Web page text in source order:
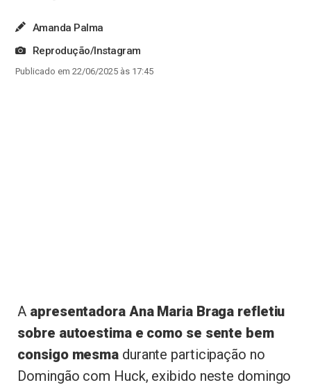
Amanda Palma
Reprodução/Instagram
Publicado em 22/06/2025 às 17:45
A apresentadora Ana Maria Braga refletiu
sobre autoestima e como se sente bem
consigo mesma durante participação no
Domingão com Huck, exibido neste domingo